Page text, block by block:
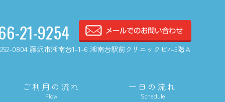
21-9254
0804 藤沢市湘南台1-1-6 湘南台駅前クリニックビル5階Ａ
ご利用の流れ
Flow
一日の流れ
Schedule